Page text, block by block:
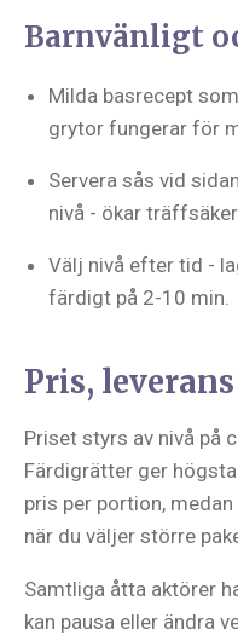
Barnvänligt
Milda basrecept
grytor fungerar för
Servera sås vid
nivå - ökar
Välj nivå efter tid -
färdigt på 2-10 min.
Pris,
Priset styrs av nivå på
Färdigrätter ger
pris per portion,
när du väljer större
Samtliga åtta aktörer
kan pausa eller ändra